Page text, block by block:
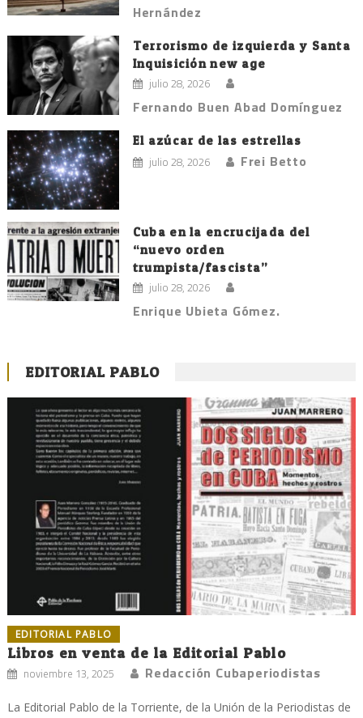
Hernández
Terrorismo de izquierda y Santa
Inquisición new age
julio 28, 2026
Fernando Buen Abad Domínguez
El azúcar de las estrellas
julio 28, 2026 Frei Betto
Cuba en la encrucijada del
“nuevo orden
trumpista/fascista”
julio 28, 2026
Enrique Ubieta Gómez.
EDITORIAL PABLO
EDITORIAL PABLO
Libros en venta de la Editorial Pablo
noviembre 13, 2025 Redacción Cubaperiodistas
La Editorial Pablo de la Torriente, de la Unión de la Periodistas de